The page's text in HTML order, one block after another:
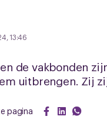
13:46
en de vakbonden
uitbrengen. Zij
pagina